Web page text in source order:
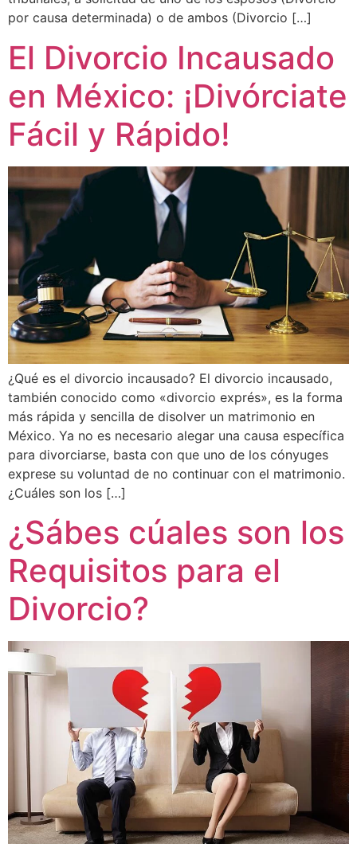
por causa determinada) o de ambos (Divorcio […]
El Divorcio Incausado
en México: ¡Divórciate
Fácil y Rápido!
¿Qué es el divorcio incausado? El divorcio incausado,
también conocido como «divorcio exprés», es la forma
más rápida y sencilla de disolver un matrimonio en
México. Ya no es necesario alegar una causa específica
para divorciarse, basta con que uno de los cónyuges
exprese su voluntad de no continuar con el matrimonio.
¿Cuáles son los […]
¿Sábes cúales son los
Requisitos para el
Divorcio?